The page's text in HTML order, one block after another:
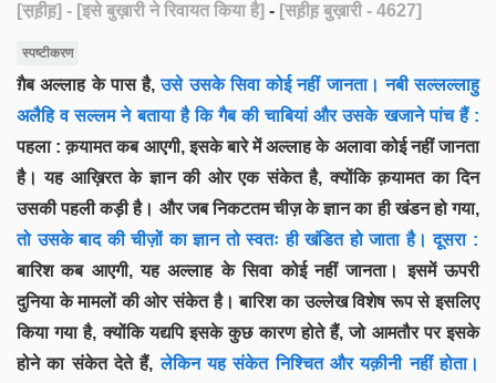
[स़ह़ीह़] - [इसे बुख़ारी ने रिवायत किया है] - [सह़ीह़ बुख़ारी - 4627]
स्पष्टीकरण
ग़ैब अल्लाह के पास है, उसे उसके सिवा कोई नहीं जानता। नबी सल्लल्लाहु
अलैहि व सल्लम ने बताया है कि गैब की चाबियां और उसके खजाने पांच हैं :
पहला : क़यामत कब आएगी, इसके बारे में अल्लाह के अलावा कोई नहीं जानता
है। यह आख़िरत के ज्ञान की ओर एक संकेत है, क्योंकि क़यामत का दिन
उसकी पहली कड़ी है। और जब निकटतम चीज़ के ज्ञान का ही खंडन हो गया,
तो उसके बाद की चीज़ों का ज्ञान तो स्वतः ही खंडित हो जाता है। दूसरा :
बारिश कब आएगी, यह अल्लाह के सिवा कोई नहीं जानता। इसमें ऊपरी
दुनिया के मामलों की ओर संकेत है। बारिश का उल्लेख विशेष रूप से इसलिए
किया गया है, क्योंकि यद्यपि इसके कुछ कारण होते हैं, जो आमतौर पर इसके
होने का संकेत देते हैं, लेकिन यह संकेत निश्चित और यक़ीनी नहीं होता।